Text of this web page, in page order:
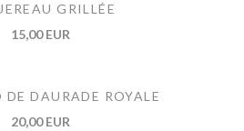
GRILLÉE
15,00 EUR
DAURADE ROYALE
20,00 EUR